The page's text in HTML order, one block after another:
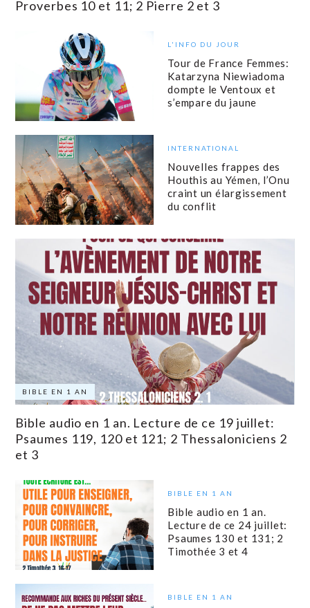
Proverbes 10 et 11; 2 Pierre 2 et 3
L'INFO DU JOUR
Tour de France Femmes:
Katarzyna Niewiadoma
dompte le Ventoux et
s’empare du jaune
INTERNATIONAL
Nouvelles frappes des
Houthis au Yémen, l’Onu
craint un élargissement
du conflit
BIBLE EN 1 AN
Bible audio en 1 an. Lecture de ce 19 juillet:
Psaumes 119, 120 et 121; 2 Thessaloniciens 2
et 3
BIBLE EN 1 AN
Bible audio en 1 an.
Lecture de ce 24 juillet:
Psaumes 130 et 131; 2
Timothée 3 et 4
BIBLE EN 1 AN